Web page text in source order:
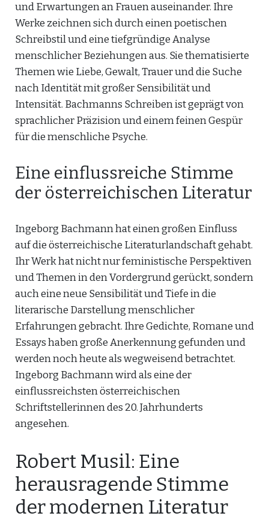
und Erwartungen an Frauen auseinander. Ihre
Werke zeichnen sich durch einen poetischen
Schreibstil und eine tiefgründige Analyse
menschlicher Beziehungen aus. Sie thematisierte
Themen wie Liebe, Gewalt, Trauer und die Suche
nach Identität mit großer Sensibilität und
Intensität. Bachmanns Schreiben ist geprägt von
sprachlicher Präzision und einem feinen Gespür
für die menschliche Psyche.
Eine einflussreiche Stimme
der österreichischen Literatur
Ingeborg Bachmann hat einen großen Einfluss
auf die österreichische Literaturlandschaft gehabt.
Ihr Werk hat nicht nur feministische Perspektiven
und Themen in den Vordergrund gerückt, sondern
auch eine neue Sensibilität und Tiefe in die
literarische Darstellung menschlicher
Erfahrungen gebracht. Ihre Gedichte, Romane und
Essays haben große Anerkennung gefunden und
werden noch heute als wegweisend betrachtet.
Ingeborg Bachmann wird als eine der
einflussreichsten österreichischen
Schriftstellerinnen des 20. Jahrhunderts
angesehen.
Robert Musil: Eine
herausragende Stimme
der modernen Literatur